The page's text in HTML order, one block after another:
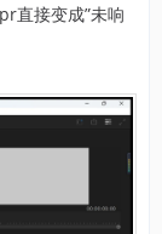
直接变成”未响